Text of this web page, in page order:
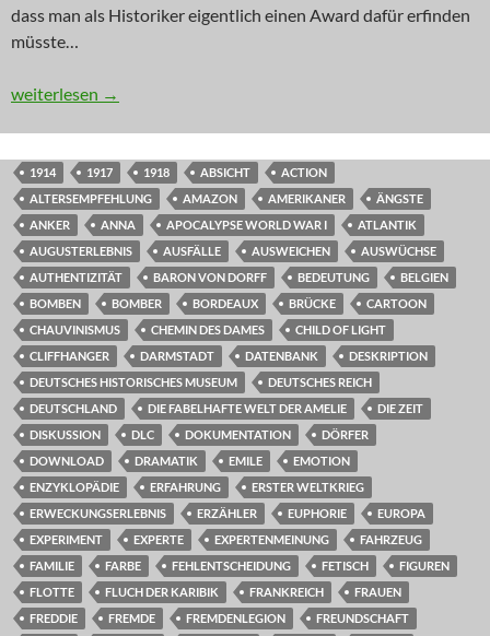
dass man als Historiker eigentlich einen Award dafür erfinden
müsste…
INNOVATION: Zersiebt, verlobt, verheiratet
weiterlesen →
1914 1917 1918 ABSICHT
ACTION
ALTERSEMPFEHLUNG
AMAZON AMERIKANER
ÄNGSTE
ANKER
ANNA APOCALYPSE WORLD WAR I
ATLANTIK
AUGUSTERLEBNIS
AUSFÄLLE AUSWEICHEN
AUSWÜCHSE
AUTHENTIZITÄT
BARON VON DORFF BEDEUTUNG
BELGIEN
BOMBEN
BOMBER BORDEAUX BRÜCKE
CARTOON
CHAUVINISMUS
CHEMIN DES DAMES
CHILD OF LIGHT
CLIFFHANGER
DARMSTADT DATENBANK
DESKRIPTION
DEUTSCHES HISTORISCHES MUSEUM
DEUTSCHES REICH
DEUTSCHLAND
DIE FABELHAFTE WELT DER AMELIE
DIE ZEIT
DISKUSSION
DLC DOKUMENTATION
DÖRFER
DOWNLOAD
DRAMATIK EMILE
EMOTION
ENZYKLOPÄDIE
ERFAHRUNG
ERSTER WELTKRIEG
ERWECKUNGSERLEBNIS
ERZÄHLER EUPHORIE
EUROPA
EXPERIMENT
EXPERTE EXPERTENMEINUNG
FAHRZEUG
FAMILIE
FARBE FEHLENTSCHEIDUNG FETISCH
FIGUREN
FLOTTE
FLUCH DER KARIBIK FRANKREICH
FRAUEN
FREDDIE
FREMDE FREMDENLEGION
FREUNDSCHAFT